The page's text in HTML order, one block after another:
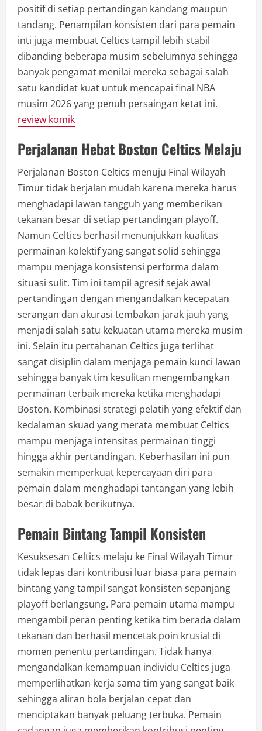
positif di setiap pertandingan kandang maupun
tandang. Penampilan konsisten dari para pemain
inti juga membuat Celtics tampil lebih stabil
dibanding beberapa musim sebelumnya sehingga
banyak pengamat menilai mereka sebagai salah
satu kandidat kuat untuk mencapai final NBA
musim 2026 yang penuh persaingan ketat ini.
review komik
Perjalanan Hebat Boston Celtics Melaju
Perjalanan Boston Celtics menuju Final Wilayah
Timur tidak berjalan mudah karena mereka harus
menghadapi lawan tangguh yang memberikan
tekanan besar di setiap pertandingan playoff.
Namun Celtics berhasil menunjukkan kualitas
permainan kolektif yang sangat solid sehingga
mampu menjaga konsistensi performa dalam
situasi sulit. Tim ini tampil agresif sejak awal
pertandingan dengan mengandalkan kecepatan
serangan dan akurasi tembakan jarak jauh yang
menjadi salah satu kekuatan utama mereka musim
ini. Selain itu pertahanan Celtics juga terlihat
sangat disiplin dalam menjaga pemain kunci lawan
sehingga banyak tim kesulitan mengembangkan
permainan terbaik mereka ketika menghadapi
Boston. Kombinasi strategi pelatih yang efektif dan
kedalaman skuad yang merata membuat Celtics
mampu menjaga intensitas permainan tinggi
hingga akhir pertandingan. Keberhasilan ini pun
semakin memperkuat kepercayaan diri para
pemain dalam menghadapi tantangan yang lebih
besar di babak berikutnya.
Pemain Bintang Tampil Konsisten
Kesuksesan Celtics melaju ke Final Wilayah Timur
tidak lepas dari kontribusi luar biasa para pemain
bintang yang tampil sangat konsisten sepanjang
playoff berlangsung. Para pemain utama mampu
mengambil peran penting ketika tim berada dalam
tekanan dan berhasil mencetak poin krusial di
momen penentu pertandingan. Tidak hanya
mengandalkan kemampuan individu Celtics juga
memperlihatkan kerja sama tim yang sangat baik
sehingga aliran bola berjalan cepat dan
menciptakan banyak peluang terbuka. Pemain